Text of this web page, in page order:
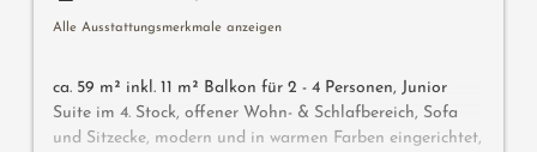
Alle Ausstattungsmerkmale anzeigen
ca. 59 m² inkl. 11 m² Balkon für 2 - 4 Personen, Junior
Suite im 4. Stock, offener Wohn- & Schlafbereich, Sofa
und Sitzecke, modern und in warmen Farben eingerichtet,